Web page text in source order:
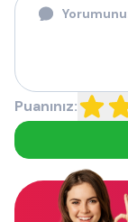
Puanınız: